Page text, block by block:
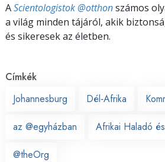
AScientologistok @otthonszámos
a világ minden tájáról, akik
és sikeresek az életben.
Címkék
Johannesburg
Dél‑Afrika
az @egyházban Afrikai Haladó
@theOrg